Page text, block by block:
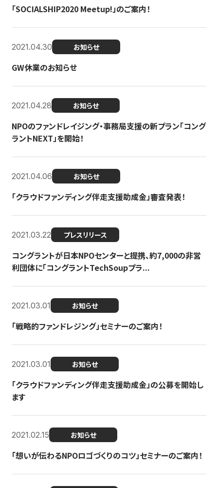
「SOCIALSHIP2020 Meetup!」のご案内！
2021.04.30 お知らせ
GW休業のお知らせ
2021.04.28 お知らせ
NPOのファンドレイジング・事務局支援の新プラン「コング
ラントNEXT」を開始！
2021.04.06 お知らせ
「クラウドファンディング伴走支援助成金」審査発表！
2021.03.22 プレスリリース
コングラントが日本NPOセンターと提携、約7,000の非営
利団体に「コングラントTechSoupプラ...
2021.03.01 お知らせ
「戦略的ファンドレジング」セミナーのご案内！
2021.03.01 お知らせ
「クラウドファンディング伴走支援助成金」の公募を開始し
ます
2021.02.15 お知らせ
「想いが伝わるNPOロゴづくりのコツ」セミナーのご案内！